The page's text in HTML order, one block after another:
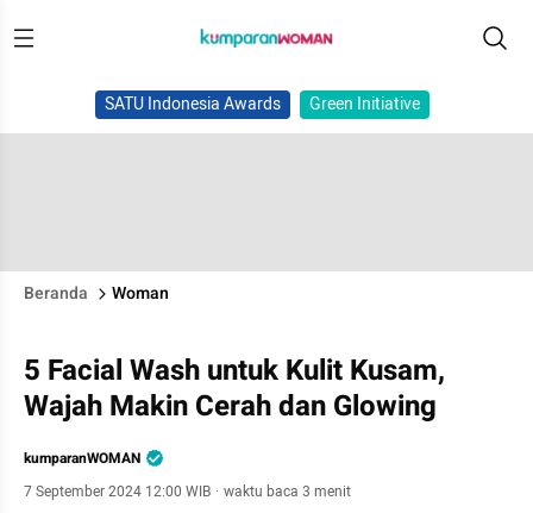
SATU Indonesia Awards Green Initiative
Beranda Woman
5 Facial Wash untuk Kulit Kusam,
Wajah Makin Cerah dan Glowing
kumparanWOMAN
7 September 2024 12:00 WIB · waktu baca 3 menit